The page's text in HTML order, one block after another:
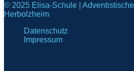
© 2025 Elisa-Schule |
Herbolzheim
Datenschutz
Impressum